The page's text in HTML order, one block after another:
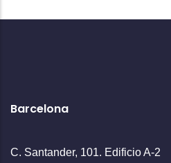
Barcelona
C. Santander, 101. Edificio A-2